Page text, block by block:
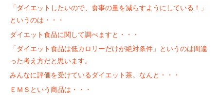
「ダイエットしたいので、食事の量を減らすようにしている！」
というのは・・・
ダイエット食品に関して調べますと・・・
「ダイエット食品は低カロリーだけが絶対条件」というのは間違
った考え方だと思います。
みんなに評価を受けているダイエット茶。なんと・・・
ＥＭＳという商品は・・・